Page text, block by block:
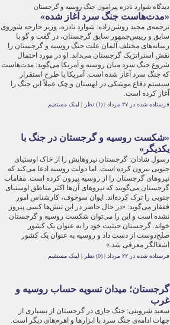
دیدگاه شوارد نادزه پیرامون جنگ روسیه و گرجستان
«مدت‌هاست جنگ سرد آغاز شده»
ترجمه‌ی مجید روشن‌زاده: شوارد نادزه، وزیر خارجه شوروی
سابق و رییس‌جمهور سابق گرجستان، در گفت و گو با
رسانه‌های مختلف آلمان علت جنگ روسیه و گرجستان را
نقش استراتژیک گرجستان می‌داند. او در مورد احتمال
شروع جنگ سرد میان روسیه و آمریکا می‌گوید: مدت‌هاست
که جنگ سرد آغاز شده است. آمریکا با طرح استقرار
سیستم دفاع موشکی در لهستان و چک عملاً این جنگ را
آغاز کرده است.
فرستاده شده در ۲۷ مرداد |(1) نظر | لینک مستقیم
«شکست روسیه و گرجستان در جنگ با
یکدیگر»
رسول شادان: گرجستان نیروهایش را از خاک اوستیای
جنوبی بیرون کرده است. اما دولت روسیه ادعا می‌کند که
نیروهای گرجستان را از روسیه بیرون کرده است. مقامات
گرجستان می‌گویند که نیروهای آن‌ها اکثر مناطق اوستیای
جنوبی را ترک کرده‌اند. ایوان سوخوف، کارشناس امور
قفقاز می‌گوید: «‌در حال حاضر در این تنش‌ها کسی پیروز
نشده است و این را می‌توان شکست روسیه و گرجستان
خواند. گرجستان حیثیت خود را به عنوان یک کشور
صلح‌دوست از دست داد و روسیه به عنوان یک کشور
اشغالگر معرفی شد.»
فرستاده شده در ۲۲ مرداد |(0) نظر | لینک مستقیم
گرجستان؛ میدان تسویه حساب روسیه و
غرب
سعید شروینی: جنگ جاری در گرجستان از بسیاری از
جهات ادامه‌ی جنگ سرد با ابزار‌ها و اهرم‌های دیگر است.